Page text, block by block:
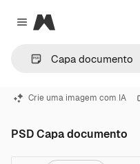
Close menu
Magnific
Crie uma imagem com IA
PSD Capa documento